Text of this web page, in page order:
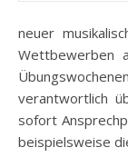
neuer
Wettbewerben
verantwortlich
sofort
beispielsweise